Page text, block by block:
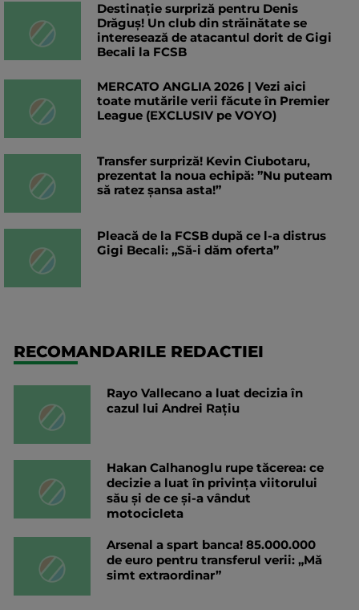
Destinație surpriză pentru Denis
Drăguș! Un club din străinătate se
interesează de atacantul dorit de Gigi
Becali la FCSB
MERCATO ANGLIA 2026 | Vezi aici
toate mutările verii făcute în Premier
League (EXCLUSIV pe VOYO)
Transfer surpriză! Kevin Ciubotaru,
prezentat la noua echipă: ”Nu puteam
să ratez șansa asta!”
Pleacă de la FCSB după ce l-a distrus
Gigi Becali: „Să-i dăm oferta”
RECOMANDARILE REDACTIEI
Rayo Vallecano a luat decizia în
cazul lui Andrei Rațiu
Hakan Calhanoglu rupe tăcerea: ce
decizie a luat în privința viitorului
său și de ce și-a vândut
motocicleta
Arsenal a spart banca! 85.000.000
de euro pentru transferul verii: „Mă
simt extraordinar”